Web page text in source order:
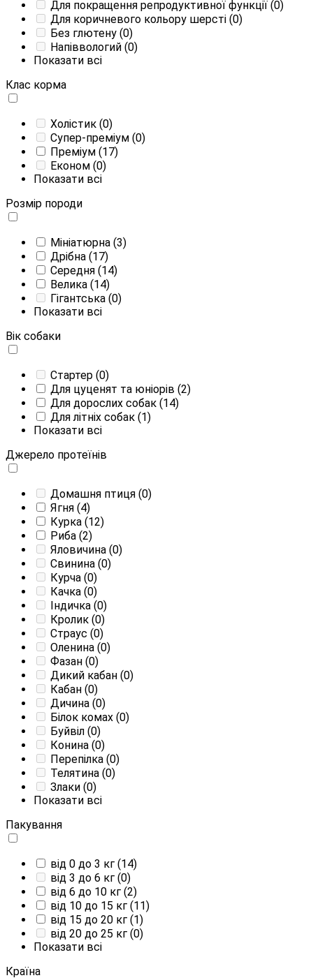
Для покращення репродуктивної функції (0)
Для коричневого кольору шерсті (0)
Без глютену (0)
Напіввологий (0)
Показати всі
Клас корма
Холістик (0)
Супер-преміум (0)
Преміум (17)
Економ (0)
Показати всі
Розмір породи
Мініатюрна (3)
Дрібна (17)
Середня (14)
Велика (14)
Гігантська (0)
Показати всі
Вік собаки
Стартер (0)
Для цуценят та юніорів (2)
Для дорослих собак (14)
Для літніх собак (1)
Показати всі
Джерело протеїнів
Домашня птиця (0)
Ягня (4)
Курка (12)
Риба (2)
Яловичина (0)
Свинина (0)
Курча (0)
Качка (0)
Індичка (0)
Кролик (0)
Страус (0)
Оленина (0)
Фазан (0)
Дикий кабан (0)
Кабан (0)
Дичина (0)
Білок комах (0)
Буйвіл (0)
Конина (0)
Перепілка (0)
Телятина (0)
Злаки (0)
Показати всі
Пакування
від 0 до 3 кг (14)
від 3 до 6 кг (0)
від 6 до 10 кг (2)
від 10 до 15 кг (11)
від 15 до 20 кг (1)
від 20 до 25 кг (0)
Показати всі
Країна